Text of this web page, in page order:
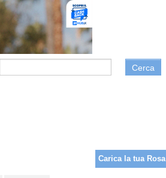
Cerca
Carica la tua Rosa